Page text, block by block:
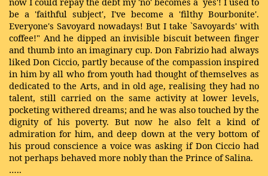
be a 'faithful subject', I've become a 'filthy Bourbonite'.
Everyone's Savoyard nowadays! But I take `Savoyards' with
coffee!" And he dipped an invisible biscuit between finger
and thumb into an imaginary cup. Don Fabrizio had always
liked Don Ciccio, partly because of the compassion inspired
in him by all who from youth had thought of themselves as
dedicated to the Arts, and in old age, realising they had no
talent, still carried on the same activity at lower levels,
pocketing withered dreams; and he was also touched by the
dignity of his poverty. But now he also felt a kind of
admiration for him, and deep down at the very bottom of
his proud conscience a voice was asking if Don Ciccio had
not perhaps behaved more nobly than the Prince of Salina.
…..